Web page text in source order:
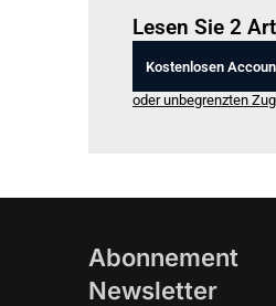
Lesen Sie 2
Kostenlosen
oder unbegrenzten
Abonnement
Newsletter